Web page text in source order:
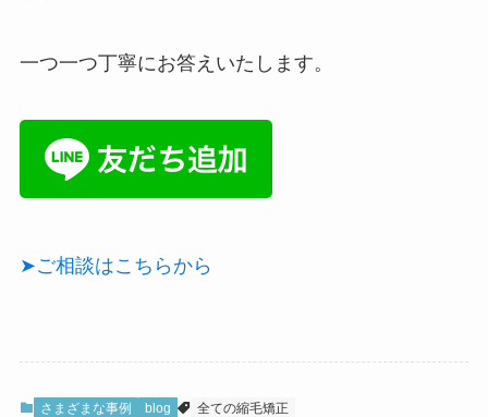
一つ一つ丁寧にお答えいたします。
➤ご相談はこちらから
さまざまな事例 blog 全ての縮毛矯正